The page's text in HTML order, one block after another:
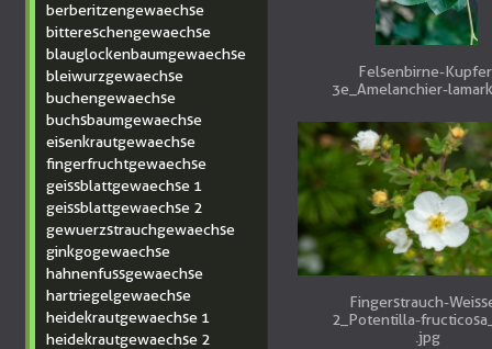
berberitzengewaechse
bittereschengewaechse
blauglockenbaumgewaechse
bleiwurzgewaechse
buchengewaechse
buchsbaumgewaechse
eisenkrautgewaechse
fingerfruchtgewaechse
geissblattgewaechse 1
geissblattgewaechse 2
gewuerzstrauchgewaechse
ginkgogewaechse
hahnenfussgewaechse
hartriegelgewaechse
heidekrautgewaechse 1
heidekrautgewaechse 2
Felsenbirne-
3e_Amelanchier-
Fingerstrauch-
2_Potentilla-
.jpg